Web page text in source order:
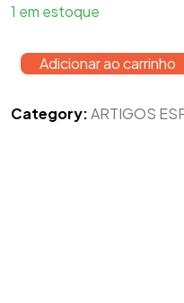
1 em estoque
Adicionar ao carrinho
Category:ARTIGOS